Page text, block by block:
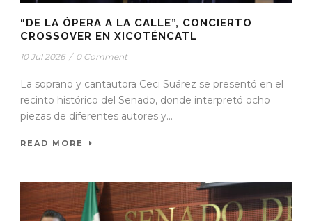
“DE LA ÓPERA A LA CALLE”, CONCIERTO
CROSSOVER EN XICOTÉNCATL
10 Jul 2026 / 0 Comment
La soprano y cantautora Ceci Suárez se presentó en el
recinto histórico del Senado, donde interpretó ocho
piezas de diferentes autores y...
READ MORE